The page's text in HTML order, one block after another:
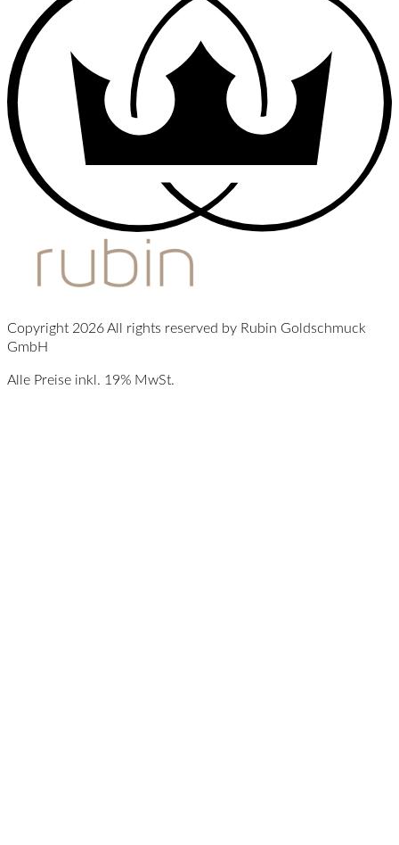
Copyright 2026 All rights reserved by Rubin Goldschmuck
GmbH
Alle Preise inkl. 19% MwSt.